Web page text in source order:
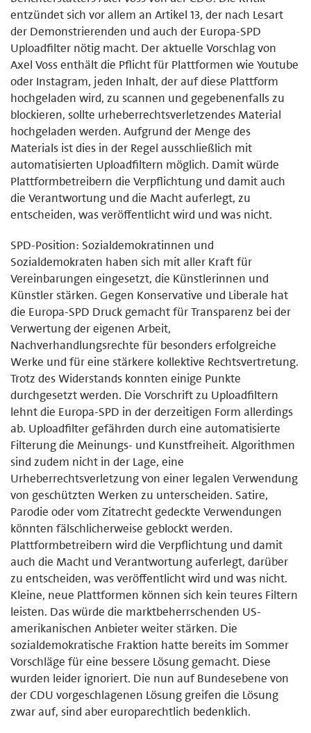
entzündet sich vor allem an Artikel 13, der nach Lesart
der Demonstrierenden und auch der Europa-SPD
Uploadfilter nötig macht. Der aktuelle Vorschlag von
Axel Voss enthält die Pflicht für Plattformen wie Youtube
oder Instagram, jeden Inhalt, der auf diese Plattform
hochgeladen wird, zu scannen und gegebenenfalls zu
blockieren, sollte urheberrechtsverletzendes Material
hochgeladen werden. Aufgrund der Menge des
Materials ist dies in der Regel ausschließlich mit
automatisierten Uploadfiltern möglich. Damit würde
Plattformbetreibern die Verpflichtung und damit auch
die Verantwortung und die Macht auferlegt, zu
entscheiden, was veröffentlicht wird und was nicht.
SPD-Position: Sozialdemokratinnen und
Sozialdemokraten haben sich mit aller Kraft für
Vereinbarungen eingesetzt, die Künstlerinnen und
Künstler stärken. Gegen Konservative und Liberale hat
die Europa-SPD Druck gemacht für Transparenz bei der
Verwertung der eigenen Arbeit,
Nachverhandlungsrechte für besonders erfolgreiche
Werke und für eine stärkere kollektive Rechtsvertretung.
Trotz des Widerstands konnten einige Punkte
durchgesetzt werden. Die Vorschrift zu Uploadfiltern
lehnt die Europa-SPD in der derzeitigen Form allerdings
ab. Uploadfilter gefährden durch eine automatisierte
Filterung die Meinungs- und Kunstfreiheit. Algorithmen
sind zudem nicht in der Lage, eine
Urheberrechtsverletzung von einer legalen Verwendung
von geschützten Werken zu unterscheiden. Satire,
Parodie oder vom Zitatrecht gedeckte Verwendungen
könnten fälschlicherweise geblockt werden.
Plattformbetreibern wird die Verpflichtung und damit
auch die Macht und Verantwortung auferlegt, darüber
zu entscheiden, was veröffentlicht wird und was nicht.
Kleine, neue Plattformen können sich kein teures Filtern
leisten. Das würde die marktbeherrschenden US-
amerikanischen Anbieter weiter stärken. Die
sozialdemokratische Fraktion hatte bereits im Sommer
Vorschläge für eine bessere Lösung gemacht. Diese
wurden leider ignoriert. Die nun auf Bundesebene von
der CDU vorgeschlagenen Lösung greifen die Lösung
zwar auf, sind aber europarechtlich bedenklich.